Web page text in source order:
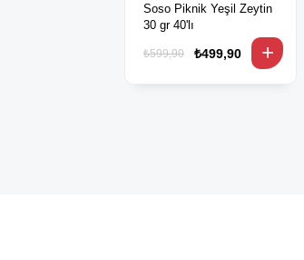
Soso Piknik Yeşil Zeytin
30 gr 40'lı
₺499,90
₺599,90